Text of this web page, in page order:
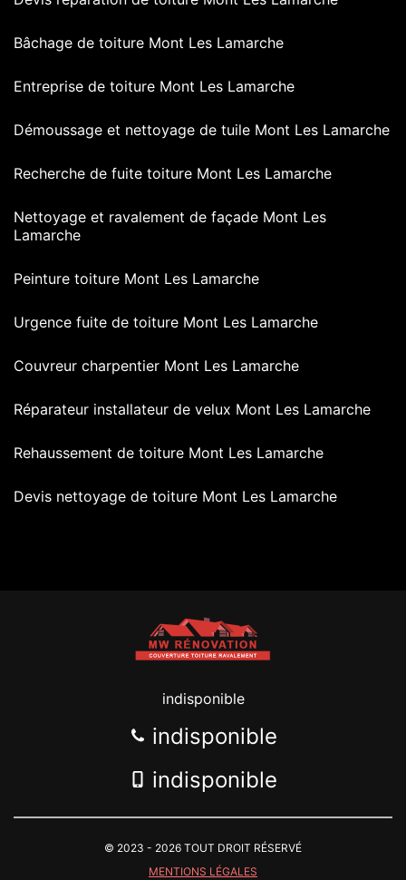
Bâchage de toiture Mont Les Lamarche
Entreprise de toiture Mont Les Lamarche
Démoussage et nettoyage de tuile Mont Les Lamarche
Recherche de fuite toiture Mont Les Lamarche
Nettoyage et ravalement de façade Mont Les
Lamarche
Peinture toiture Mont Les Lamarche
Urgence fuite de toiture Mont Les Lamarche
Couvreur charpentier Mont Les Lamarche
Réparateur installateur de velux Mont Les Lamarche
Rehaussement de toiture Mont Les Lamarche
Devis nettoyage de toiture Mont Les Lamarche
indisponible
indisponible
indisponible
© 2023 - 2026 TOUT DROIT RÉSERVÉ
MENTIONS LÉGALES